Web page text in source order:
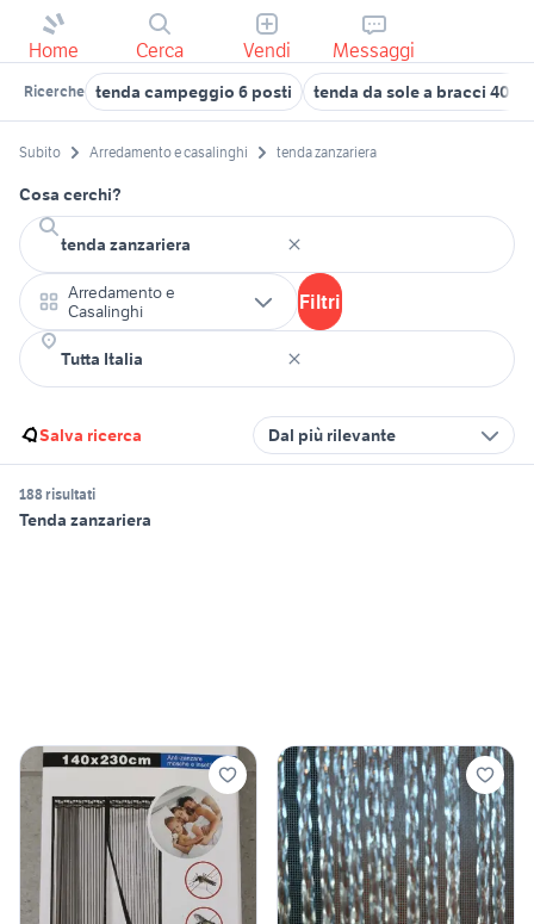
Home Cerca Vendi Messaggi
Ricerche tenda campeggio 6 posti tenda da sole a bracci
Subito Arredamento e casalinghi tenda zanzariera
Cosa cerchi?
Arredamento e
Casalinghi
Filtri
Salva ricerca Dal più rilevante
188 risultati
Tenda zanzariera